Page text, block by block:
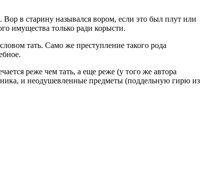
Вор в старину назывался вором, если это был плут или
имущества только ради корысти.
тать. Само же преступление такого рода
реже чем тать, а еще реже (у того же автора
и неодушевленные предметы (поддельную гирю из